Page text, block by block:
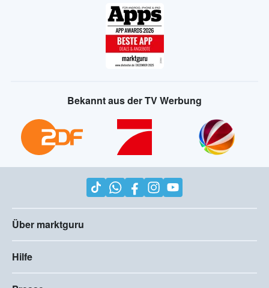
Bekannt aus der TV Werbung
Über marktguru
Hilfe